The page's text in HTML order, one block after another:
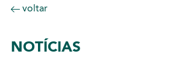
voltar
NOTÍCIAS